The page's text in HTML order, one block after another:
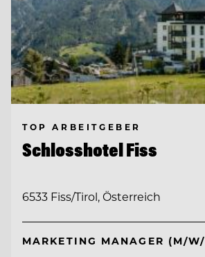
TOP ARBEITGEBER
Schlosshotel Fiss
6533 Fiss/Tirol, Österreich
MARKETING MANAGER (M/